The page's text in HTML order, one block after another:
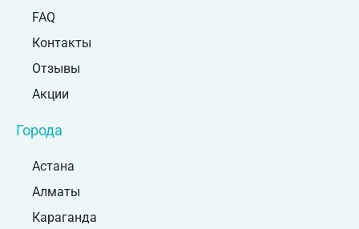
FAQ
Контакты
Отзывы
Акции
Города
Астана
Алматы
Караганда